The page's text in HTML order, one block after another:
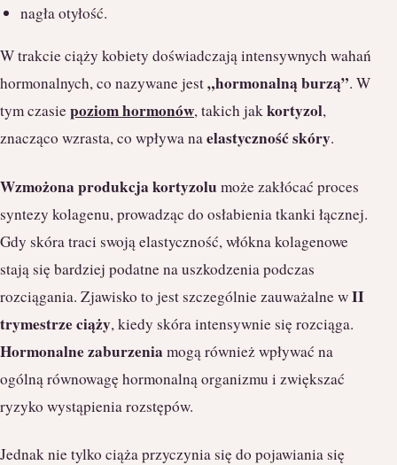
nagła otyłość.
W trakcie ciąży kobiety doświadczają intensywnych wahań
hormonalnych, co nazywane jest„hormonalną burzą”. W
tym czasiepoziom hormonów, takich jakkortyzol,
znacząco wzrasta, co wpływa naelastyczność skóry.
Wzmożona produkcja kortyzolumoże zakłócać proces
syntezy kolagenu, prowadząc do osłabienia tkanki łącznej.
Gdy skóra traci swoją elastyczność, włókna kolagenowe
stają się bardziej podatne na uszkodzenia podczas
rozciągania. Zjawisko to jest szczególnie zauważalne wII
trymestrze ciąży, kiedy skóra intensywnie się rozciąga.
Hormonalne zaburzenia mogą również wpływać na
ogólną równowagę hormonalną organizmu i zwiększać
ryzyko wystąpienia rozstępów.
Jednak nie tylko ciąża przyczynia się do pojawiania się